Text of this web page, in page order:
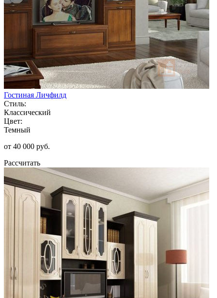
Гостиная Личфилд
Стиль:
Классический
Цвет:
Темный
от 40 000 руб.
Рассчитать